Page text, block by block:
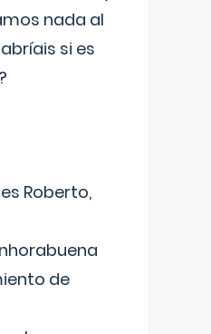
nada al
si es
Roberto,
de